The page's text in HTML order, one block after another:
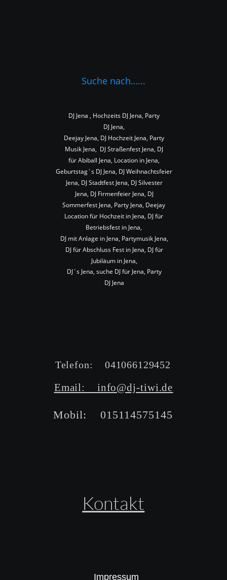
Kontakt
Telefon:    041066129452
Mobil:    015114575145
Email:    info@dj-tiwi.de
Suche nach…...
DJ Jena , Hochzeits DJ Jena, Party
DJ Jena,
Deejay Jena, DJ Hochzeit Jena, Party
Musik Jena,  DJ Straßenfest Jena, DJ
für Abiball Jena, Location in Jena,
Geburtstag`s DJ Jena, DJ Weihnachtsfeier
Jena, DJ Stadtfest Jena, DJ Silvester
Jena, DJ Firmenfeier Jena, DJ
Sommerfest Jena, Party Jena, Deejay
Location für Hochzeit in Jena, DJ für
Betriebsfest in Jena,
DJ mit Anlage in Jena, Partymusik Jena,
DJ für Abschluss Fest in Jena, DJ für
Jubiläum in Jena,
DJ`s Jena, suche DJ für Jena, Party
DJ Jena
Impressum